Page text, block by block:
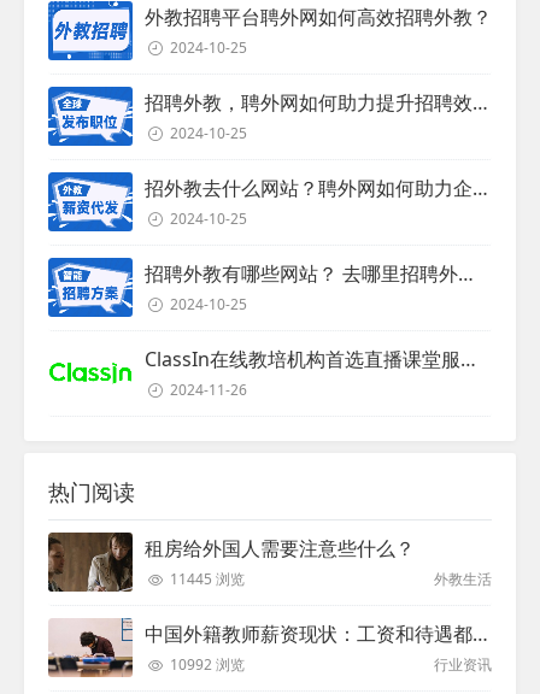
外教招聘平台聘外网如何高效招聘外教？
2024-10-25
招聘外教，聘外网如何助力提升招聘效率？
2024-10-25
招外教去什么网站？聘外网如何助力企业外教招聘
2024-10-25
招聘外教有哪些网站？ 去哪里招聘外教？
2024-10-25
ClassIn在线教培机构首选直播课堂服务商
2024-11-26
热门阅读
租房给外国人需要注意些什么？
11445 浏览 外教生活
中国外籍教师薪资现状：工资和待遇都非常高
10992 浏览 行业资讯